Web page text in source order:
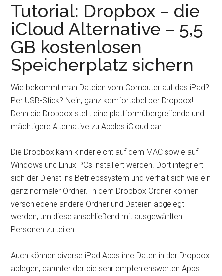
Tutorial: Dropbox – die
iCloud Alternative – 5,5
GB kostenlosen
Speicherplatz sichern
Wie bekommt man Dateien vom Computer auf das iPad?
Per USB-Stick? Nein, ganz komfortabel per Dropbox!
Denn die Dropbox stellt eine plattformübergreifende und
mächtigere Alternative zu Apples iCloud dar.
Die Dropbox kann kinderleicht auf dem MAC sowie auf
Windows und Linux PCs installiert werden. Dort integriert
sich der Dienst ins Betriebssystem und verhält sich wie ein
ganz normaler Ordner. In dem Dropbox Ordner können
verschiedene andere Ordner und Dateien abgelegt
werden, um diese anschließend mit ausgewählten
Personen zu teilen.
Auch können diverse iPad Apps ihre Daten in der Dropbox
ablegen, darunter der die sehr empfehlenswerten Apps